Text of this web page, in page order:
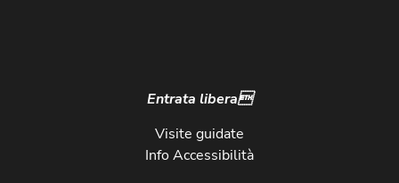
Entrata libera
Visite guidate
Info Accessibilità